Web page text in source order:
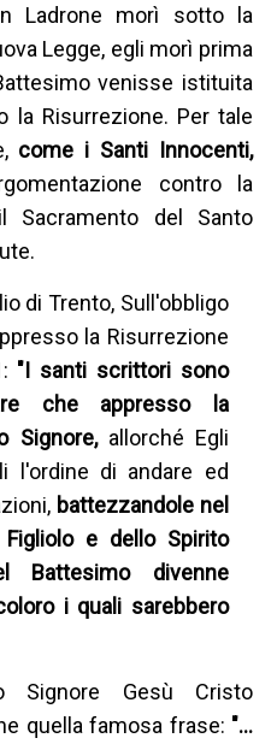
Ladrone morì sotto la
Legge, egli morì prima
venisse istituita
la Risurrezione. Per tale
come i Santi Innocenti,
contro la
Sacramento del Santo
di Trento, Sull'obbligo
la Risurrezione
"I santi scrittori sono
che appresso la
Signore, allorché Egli
l'ordine di andare ed
battezzandole nel
e dello Spirito
Battesimo divenne
i quali sarebbero
Signore Gesù Cristo
quella famosa frase: "…